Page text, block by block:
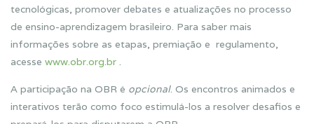
tecnológicas, promover debates e atualizações no processo
de ensino-aprendizagem brasileiro. Para saber mais
informações sobre as etapas, premiação e regulamento,
acesse www.obr.org.br .
A participação na OBR é opcional. Os encontros animados e
interativos terão como foco estimulá-los a resolver desafios e